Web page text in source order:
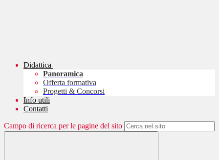
Didattica
Panoramica
Offerta formativa
Progetti & Concorsi
Info utili
Contatti
Campo di ricerca per le pagine del sito